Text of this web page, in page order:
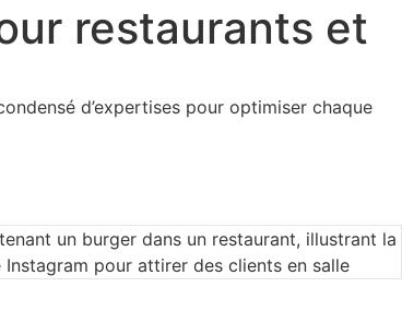
restaurants et
d’expertises pour optimiser chaque